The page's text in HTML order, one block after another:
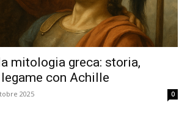
mitologia greca: storia,
con Achille
2025 0